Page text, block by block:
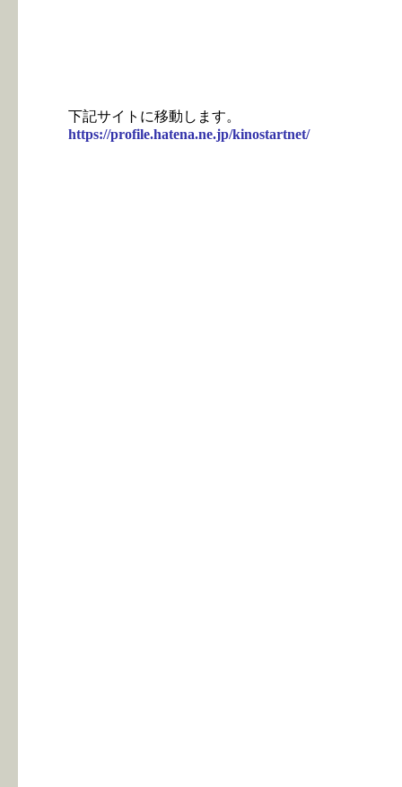
下記サイトに移動します。
https://profile.hatena.ne.jp/kinostartnet/